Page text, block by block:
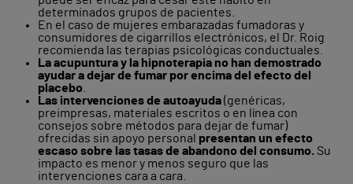
determinados grupos de pacientes.
En el caso de mujeres embarazadas fumadoras y
consumidores de cigarrillos electrónicos, el Dr. Roig
recomienda las terapias psicológicas conductuales.
La acupuntura y la hipnoterapia no han demostrado
ayudar a dejar de fumar por encima del efecto del
placebo.
Las intervenciones de autoayuda(genéricas,
preimpresas, materiales escritos o en línea con
consejos sobre métodos para dejar de fumar)
ofrecidas sin apoyo personal presentan un efecto
escaso sobre las tasas de abandono del consumo. Su
impacto es menor y menos seguro que las
intervenciones cara a cara.